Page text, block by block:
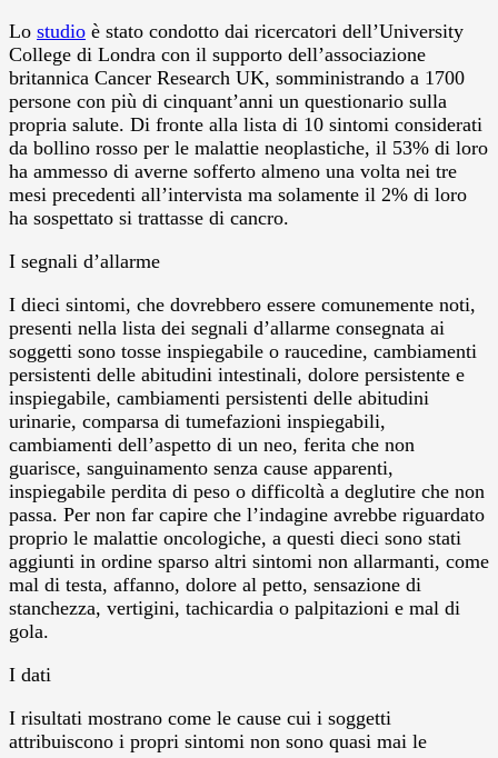
Lo studio è stato condotto dai ricercatori dell’University
College di Londra con il supporto dell’associazione
britannica Cancer Research UK, somministrando a 1700
persone con più di cinquant’anni un questionario sulla
propria salute. Di fronte alla lista di 10 sintomi considerati
da bollino rosso per le malattie neoplastiche, il 53% di loro
ha ammesso di averne sofferto almeno una volta nei tre
mesi precedenti all’intervista ma solamente il 2% di loro
ha sospettato si trattasse di cancro.
I segnali d’allarme
I dieci sintomi, che dovrebbero essere comunemente noti,
presenti nella lista dei segnali d’allarme consegnata ai
soggetti sono tosse inspiegabile o raucedine, cambiamenti
persistenti delle abitudini intestinali, dolore persistente e
inspiegabile, cambiamenti persistenti delle abitudini
urinarie, comparsa di tumefazioni inspiegabili,
cambiamenti dell’aspetto di un neo, ferita che non
guarisce, sanguinamento senza cause apparenti,
inspiegabile perdita di peso o difficoltà a deglutire che non
passa. Per non far capire che l’indagine avrebbe riguardato
proprio le malattie oncologiche, a questi dieci sono stati
aggiunti in ordine sparso altri sintomi non allarmanti, come
mal di testa, affanno, dolore al petto, sensazione di
stanchezza, vertigini, tachicardia o palpitazioni e mal di
gola.
I dati
I risultati mostrano come le cause cui i soggetti
attribuiscono i propri sintomi non sono quasi mai le